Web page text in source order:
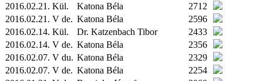
2016.02.21. Kül. Katona Béla
2712
2016.02.21. V de. Katona Béla
2596
2016.02.14. Kül. Dr. Katzenbach Tibor
2433
2016.02.14. V de. Katona Béla
2356
2016.02.07. V du. Katona Béla
2329
2016.02.07. V de. Katona Béla
2254